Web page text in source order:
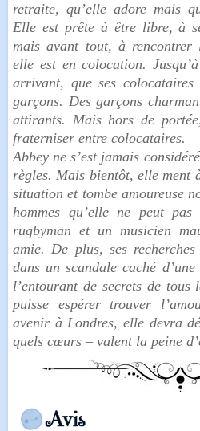
retraite, qu’elle adore mais
Elle est prête à être libre, à
mais avant tout, à rencontrer
elle est en colocation.
arrivant, que ses
garçons. Des garçons
attirants. Mais hors de
fraterniser entre colocataires.
Abbey ne s’est jamais
règles. Mais bientôt, elle ment
situation et tombe amoureuse
hommes qu’elle ne peut
rugbyman et un musicien
amie. De plus, ses
dans un scandale caché
l’entourant de secrets de tous
puisse espérer trouver
avenir à Londres, elle devra
quels cœurs – valent la peine